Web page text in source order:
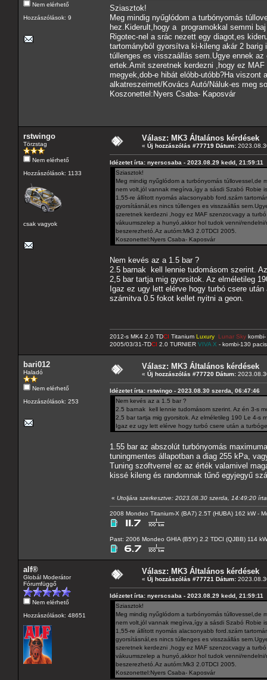
Nem elérhető
Hozzászólások: 9
Sziasztok!
Meg mindig nyűglódom a turbónyomás
hez.Kiderult,hogy a programokkal semmi
Rigotec-nel a srác nezett egy diagot,es
tartományból gyorsítva ki-kileng akár 2
túllenges es visszaállás sem.Ugye ennek
ertek.Amit szeretnek kerdezni ,hogy ez
megyek,dob-e hibát elóbb-utóbb?Ha
alkatreszeimet/Kovács Autó/Náluk-es meg
Koszonettel:Nyers Csaba- Kaposvár
rstwingo
Törzstag
Nem elérhető
Hozzászólások: 1133
csak vagyok
Válasz: MK3 Általános kérdések
« Új hozzászólás #77719 Dátum:
Idézetet írta: nyerscsaba - 2023.08.29 kedd, 21:59:11
Sziasztok!
Meg mindig nyűglódom a turbónyomás túllovessel,de
nem volt,jól vannak megírva,így a sásdi Szabó Robie
1,55-re állított nyomás alacsonyabb ford.szám
gyorsításnál,es nincs túllenges es visszaállás
szeretnek kerdezni ,hogy ez MAF szenzor,vagy a
vákuumszelep a hunyó,akkor hol tudok venni/
beszerezhetó.Az autóm:Mk3 2.0TDCI 2005.
Koszonettel:Nyers Csaba- Kaposvár
Nem kevés az a 1.5 bar ?
2.5 barnak kell lennie tudomásom szerint.
2,5 bar tartja mig gyorsitok. Az elméletileg
Igaz ez ugy lett elérve hogy turbó csere
számitva 0.5 fokot kellet nyitni a geon.
2012-s MK4 2.0 TDCI Titanium Luxury Lunar Sky
2005/03/31-TDCI 2.0 TURNIER VIVA X - kombi-130
bari012
Haladó
Nem elérhető
Hozzászólások: 253
Válasz: MK3 Általános kérdések
« Új hozzászólás #77720 Dátum:
Idézetet írta: rstwingo - 2023.08.30 szerda, 06:47:46
Nem kevés az a 1.5 bar ?
2.5 barnak kell lennie tudomásom szerint. Az én 3-s
2,5 bar tartja mig gyorsitok. Az elméletileg 190 Le 4-s
Igaz ez ugy lett elérve hogy turbó csere után a
1.55 bar az abszolút turbónyomás
tuningmentes állapotban a diag 255 kPa,
Tuning szoftverrel ez az érték valamivel
kissé kileng és randomnak tűnő egyjegyű
« Utoljára szerkesztve: 2023.08.30 szerda, 14:49:20
2008 Mondeo Titanium-X (BA7) 2.5T (HUBA) 162 kW -
Past: 2006 Mondeo GHIA (B5Y) 2.2 TDCI (QJBB) 114
alf®
Globál Moderátor
Fórumfüggő
Nem elérhető
Hozzászólások: 48651
Válasz: MK3 Általános kérdések
« Új hozzászólás #77721 Dátum:
Idézetet írta: nyerscsaba - 2023.08.29 kedd, 21:59:11
Sziasztok!
Meg mindig nyűglódom a turbónyomás túllovessel,de
nem volt,jól vannak megírva,így a sásdi Szabó Robie
1,55-re állított nyomás alacsonyabb ford.szám
gyorsításnál,es nincs túllenges es visszaállás
szeretnek kerdezni ,hogy ez MAF szenzor,vagy a
vákuumszelep a hunyó,akkor hol tudok venni/
beszerezhetó.Az autóm:Mk3 2.0TDCI 2005.
Koszonettel:Nyers Csaba- Kaposvár